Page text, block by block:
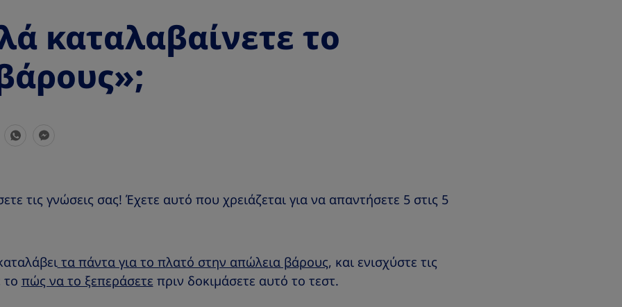
καταλαβαίνετε το
S
r
h
i
s
S
r
h
i
s
τις γνώσεις σας! Έχετε αυτό που χρειάζεται για να απαντήσετε 5 στις 5
τα πάντα για το πλατό στην απώλεια βάρους, και ενισχύστε τις
το πώς να το ξεπεράσετε πριν δοκιμάσετε αυτό το τεστ.